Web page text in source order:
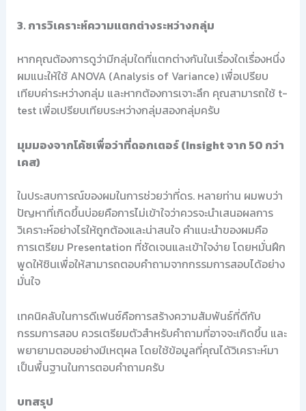
3. การวิเคราะห์ความแตกต่างระหว่างกลุ่ม
หากคุณต้องการดูว่ามีกลุ่มใดที่แตกต่างกันในเรื่องใดเรื่องหนึ่ง
ผมแนะให้ใช้ ANOVA (Analysis of Variance) เพื่อเปรียบ
เทียบค่าระหว่างกลุ่ม และหากต้องการเจาะลึก คุณสามารถใช้ t-
test เพื่อเปรียบเทียบระหว่างกลุ่มสองกลุ่มครับ
มุมมองจากโค้ชเพื่อว่าที่ดอกเตอร์ (Insight จาก 50 กว่า
เคส)
ในประสบการณ์ของผมในการช่วยว่าที่ดร. หลายท่าน ผมพบว่า
ปัญหาที่เกิดขึ้นบ่อยคือการไม่เข้าใจว่าควรจะนำเสนอผลการ
วิเคราะห์อย่างไรให้ถูกต้องและน่าสนใจ คำแนะนำของผมคือ
การเตรียม Presentation ที่ชัดเจนและเข้าใจง่าย โดยหมั่นฝึก
พูดให้ชินเพื่อให้สามารถตอบคำถามจากกรรมการสอบได้อย่าง
มั่นใจ
เทคนิคลับในการดีเฟนซ์คือการสร้างความสัมพันธ์ที่ดีกับ
กรรมการสอบ ควรเตรียมตัวสำหรับคำถามที่อาจจะเกิดขึ้น และ
พยายามตอบอย่างมีเหตุผล โดยใช้ข้อมูลที่คุณได้วิเคราะห์มา
เป็นพื้นฐานในการตอบคำถามครับ
บทสรุป